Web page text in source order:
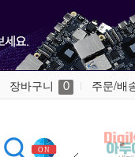
장바구니 0 주문/배